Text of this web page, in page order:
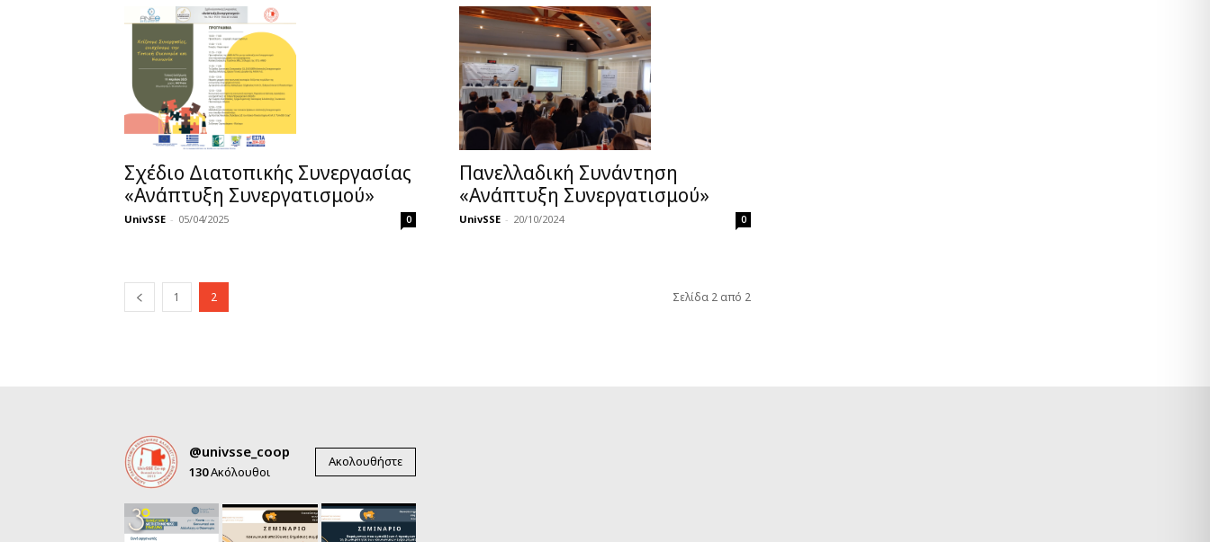
Σχέδιο Διατοπικής Συνεργασίας
«Ανάπτυξη Συνεργατισμού»
UnivSSE - 05/04/2025 0
Πανελλαδική Συνάντηση
«Ανάπτυξη Συνεργατισμού»
UnivSSE - 20/10/2024 0
1 2 Σελίδα 2 από 2
@univsse_coop
130Ακόλουθοι
Ακολουθήστε